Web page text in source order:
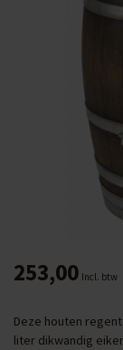
253,00 Incl. btw
Deze houten
liter dikwandig